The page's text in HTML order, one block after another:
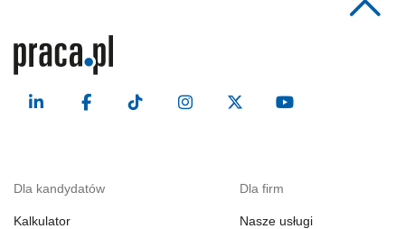
Dla kandydatów
Kalkulator
Dla firm
Nasze usługi